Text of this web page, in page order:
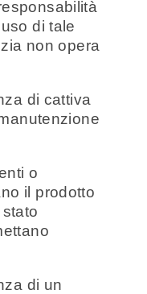
di tale
non opera
di cattiva
o
il prodotto
di un